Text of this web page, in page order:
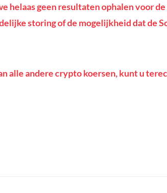
helaas geen resultaten ophalen voor
storing of de mogelijkheid dat de
alle andere crypto koersen, kunt u